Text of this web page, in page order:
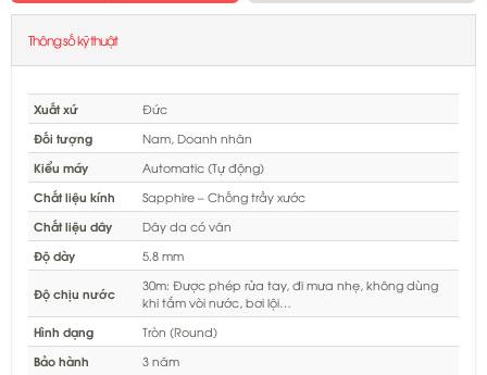
Thông số kỹ thuật
Xuất xứ
Đức
Đối tượng
Nam, Doanh nhân
Kiểu máy
Automatic (Tự động)
Chất liệu kính
Sapphire – Chống trầy xước
Chất liệu dây
Dây da có vân
Độ dày
5.8 mm
Độ chịu nước
30m: Được phép rửa tay, đi mưa nhẹ, không dùng
khi tắm vòi nước, bơi lội…
Hình dạng
Tròn (Round)
Bảo hành
3 năm